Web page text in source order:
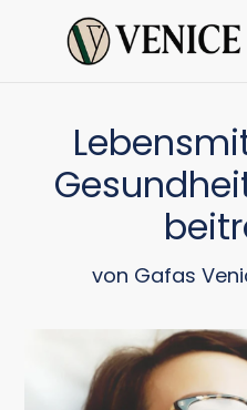
von Gafas